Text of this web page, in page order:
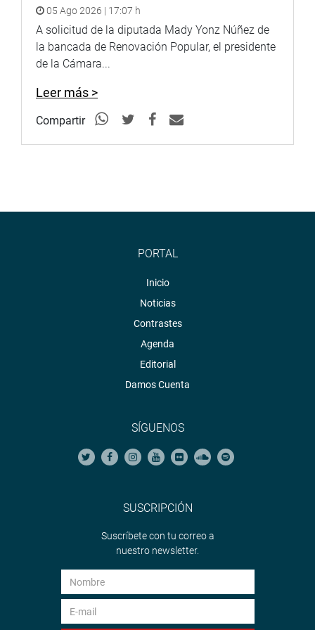
05 Ago 2026 | 17:07 h
A solicitud de la diputada Mady Yonz Núñez de
la bancada de Renovación Popular, el presidente
de la Cámara...
Leer más >
Compartir
PORTAL
Inicio
Noticias
Contrastes
Agenda
Editorial
Damos Cuenta
SÍGUENOS
SUSCRIPCIÓN
Suscríbete con tu correo a
nuestro newsletter.